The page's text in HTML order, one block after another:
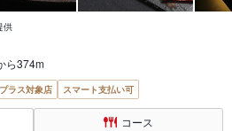
供
ら374m
ラス対象店 スマート支払い可
コース